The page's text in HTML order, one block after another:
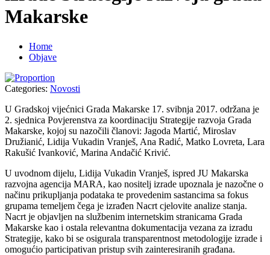
Makarske
Home
Objave
Categories: Novosti
U Gradskoj vijećnici Grada Makarske 17. svibnja 2017. održana je
2. sjednica Povjerenstva za koordinaciju Strategije razvoja Grada
Makarske, kojoj su nazočili članovi: Jagoda Martić, Miroslav
Družianić, Lidija Vukadin Vranješ, Ana Radić, Matko Lovreta, Lara
Rakušić Ivanković, Marina Andačić Krivić.
U uvodnom dijelu, Lidija Vukadin Vranješ, ispred JU Makarska
razvojna agencija MARA, kao nositelj izrade upoznala je nazočne o
načinu prikupljanja podataka te provedenim sastancima sa fokus
grupama temeljem čega je izrađen Nacrt cjelovite analize stanja.
Nacrt je objavljen na službenim internetskim stranicama Grada
Makarske kao i ostala relevantna dokumentacija vezana za izradu
Strategije, kako bi se osigurala transparentnost metodologije izrade i
omogućio participativan pristup svih zainteresiranih građana.